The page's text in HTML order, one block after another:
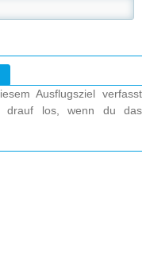
Ausflugsziel verfasst
drauf los, wenn du das